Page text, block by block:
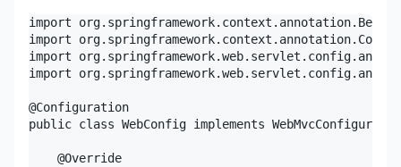
import org.springframework.context.annotation.Bean;
import
import
import
@Configuration
public class WebConfig implements WebMvcConfigurer {
@Override